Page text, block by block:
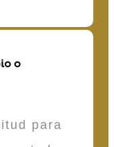
o
para